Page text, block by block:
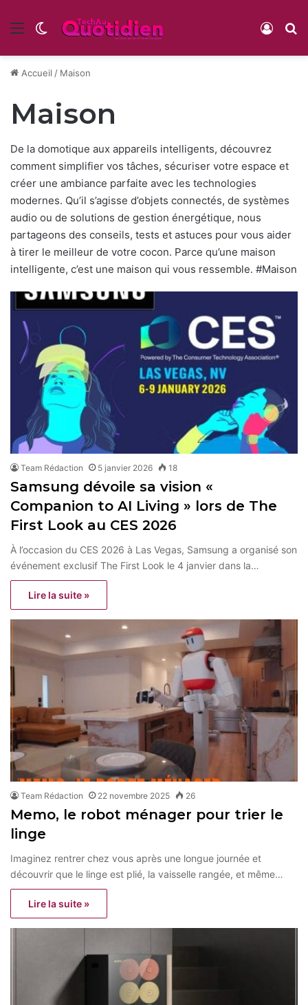
Menu Switch skin
Accueil / Maison
Maison
De la domotique aux appareils intelligents, découvrez
comment simplifier vos tâches, sécuriser votre espace et
créer une ambiance parfaite avec les technologies
modernes. Qu’il s’agisse d’objets connectés, de systèmes
audio ou de solutions de gestion énergétique, nous
partageons des conseils, tests et astuces pour vous aider
à tirer le meilleur de votre cocon. Parce qu’une maison
intelligente, c’est une maison qui vous ressemble. #Maison
Team Rédaction 5 janvier 2026 18
Samsung dévoile sa vision «
Companion to AI Living » lors de The
First Look au CES 2026
À l’occasion du CES 2026 à Las Vegas, Samsung a organisé son
événement exclusif The First Look le 4 janvier dans la…
Lire la suite »
Team Rédaction 22 novembre 2025 26
Memo, le robot ménager pour trier le
linge
Imaginez rentrer chez vous après une longue journée et
découvrir que le linge est plié, la vaisselle rangée, et même…
Lire la suite »